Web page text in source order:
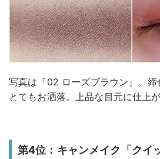
写真は『02 ローズブラウン』。
とてもお洒落。上品な目元に仕上が
第4位：キャンメイク「クイ